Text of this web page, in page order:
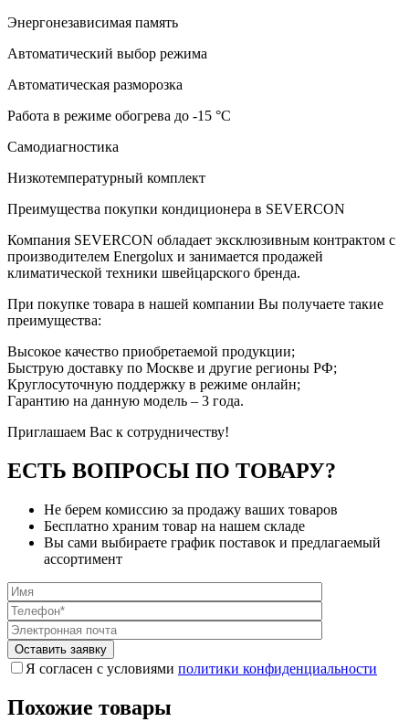
Энергонезависимая память
Автоматический выбор режима
Автоматическая разморозка
Работа в режиме обогрева до -15 °С
Самодиагностика
Низкотемпературный комплект
Преимущества покупки кондиционера в SEVERCON
Компания SEVERCON обладает эксклюзивным контрактом с
производителем Energolux и занимается продажей
климатической техники швейцарского бренда.
При покупке товара в нашей компании Вы получаете такие
преимущества:
Высокое качество приобретаемой продукции;
Быструю доставку по Москве и другие регионы РФ;
Круглосуточную поддержку в режиме онлайн;
Гарантию на данную модель – 3 года.
Приглашаем Вас к сотрудничеству!
ЕСТЬ ВОПРОСЫ ПО ТОВАРУ?
Не берем комиссию за продажу ваших товаров
Бесплатно храним товар на нашем складе
Вы сами выбираете график поставок и предлагаемый
ассортимент
Я согласен с условиями политики конфиденциальности
Похожие товары